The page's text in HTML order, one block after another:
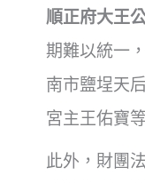
順正府大王
期難以統一
南市鹽埕天
宮主王佑寶
此外，財團